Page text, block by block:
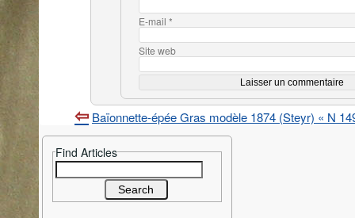
E-mail*
Site web
Baïonnette-épée Gras modèle 1874 (Steyr) « N
Find Articles
Search
for: